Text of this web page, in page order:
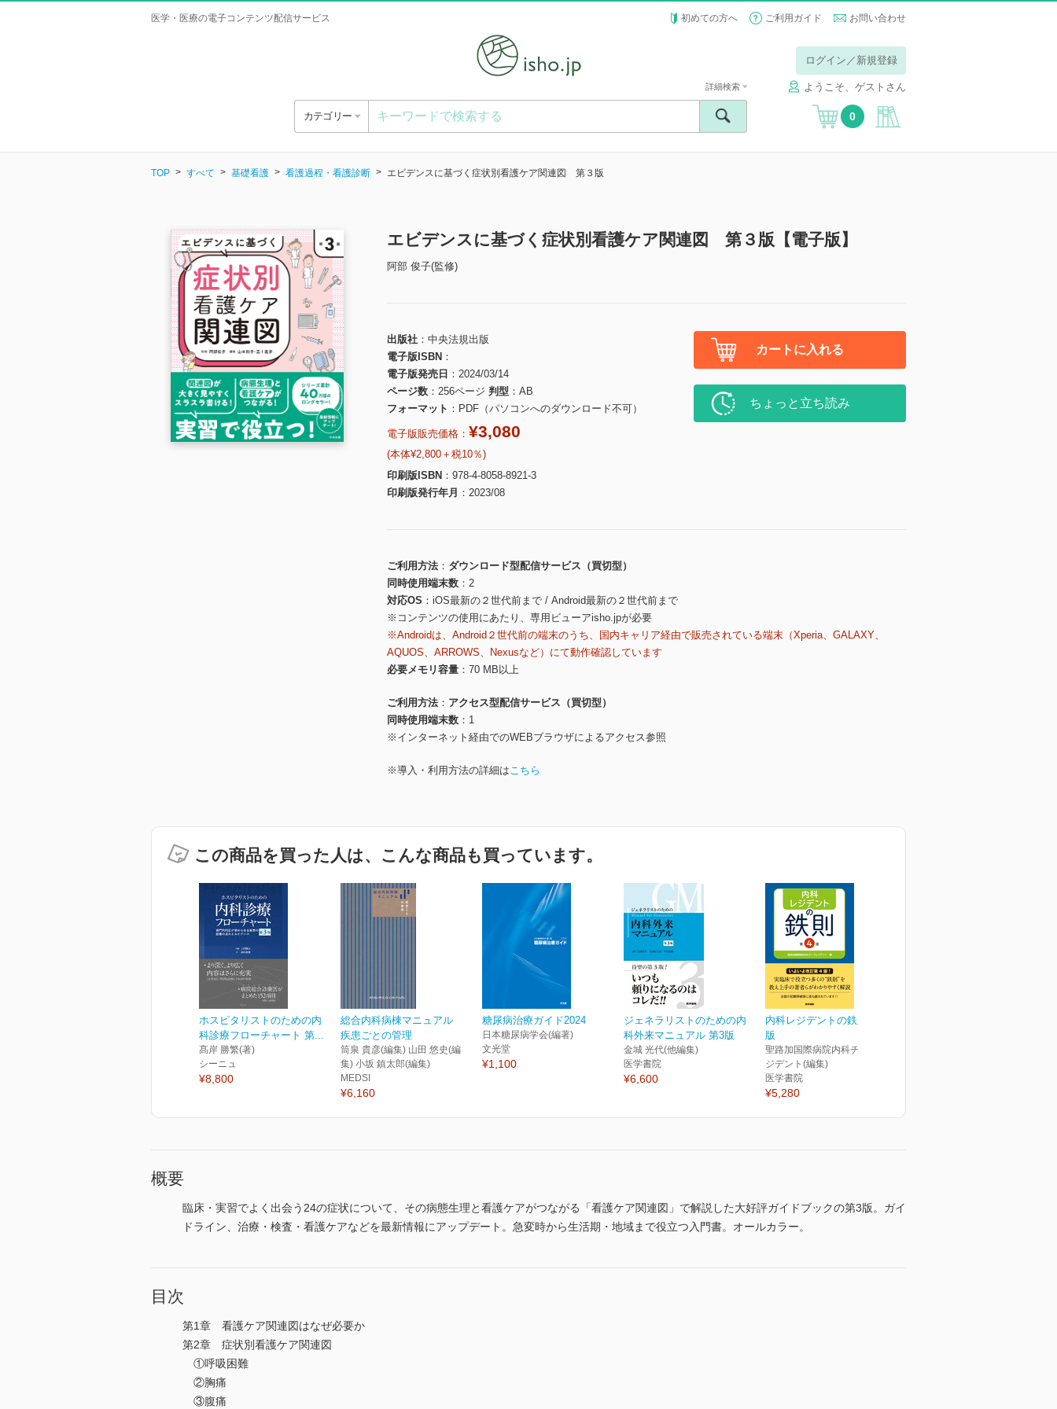
医学・医療の電子コンテンツ配信サービス 初めての方へ ご利用ガイド お問い合わせ
ログイン／新規登録
ようこそ、ゲストさん
カテゴリー
詳細検索
0
TOP すべて 基礎看護 看護過程・看護診断 エビデンスに基づく症状別看護ケア関連図 第３版
エビデンスに基づく症状別看護ケア関連図 第３版【電子版】
阿部 俊子(監修)
出版社
中央法規出版
電子版ISBN
電子版発売日
2024/03/14
ページ数
256ページ 判型
AB
フォーマット
PDF（パソコンへのダウンロード不可）
電子版販売価格： ¥3,080
(本体¥2,800＋税10％)
印刷版ISBN
978-4-8058-8921-3
印刷版発行年月
2023/08
カートに入れる
ちょっと立ち読み
ご利用方法
ダウンロード型配信サービス（買切型）
同時使用端末数
2
対応OS
iOS最新の２世代前まで / Android最新の２世代前まで
※コンテンツの使用にあたり、専用ビューアisho.jpが必要
※Androidは、Android２世代前の端末のうち、国内キャリア経由で販売されている端末（Xperia、GALAXY、
AQUOS、ARROWS、Nexusなど）にて動作確認しています
必要メモリ容量
70 MB以上
ご利用方法
アクセス型配信サービス（買切型）
同時使用端末数
1
※インターネット経由でのWEBブラウザによるアクセス参照
※導入・利用方法の詳細はこちら
この商品を買った人は、こんな商品も買っています。
ホスピタリストのための内
科診療フローチャート 第...
髙岸 勝繁(著)
シーニュ
¥8,800
総合内科病棟マニュアル
疾患ごとの管理
筒泉 貴彦(編集) 山田 悠史(編
集) 小坂 鎮太郎(編集)
MEDSI
¥6,160
糖尿病治療ガイド2024
日本糖尿病学会(編著)
文光堂
¥1,100
ジェネラリストのための内
科外来マニュアル 第3版
金城 光代(他編集)
医学書院
¥6,600
内科レジデントの鉄則 第4
版
聖路加国際病院内科チーフレ
ジデント(編集)
医学書院
¥5,280
概要
臨床・実習でよく出会う24の症状について、その病態生理と看護ケアがつながる「看護ケア関連図」で解説した大好評ガイドブックの第3版。ガイ
ドライン、治療・検査・看護ケアなどを最新情報にアップデート。急変時から生活期・地域まで役立つ入門書。オールカラー。
目次
第1章 看護ケア関連図はなぜ必要か
第2章 症状別看護ケア関連図
①呼吸困難
②胸痛
③腹痛